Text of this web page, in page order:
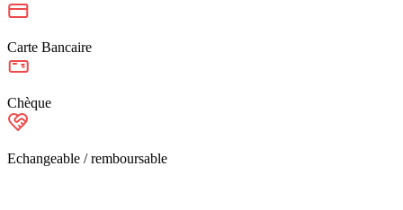
Carte Bancaire
Chèque
Echangeable / remboursable